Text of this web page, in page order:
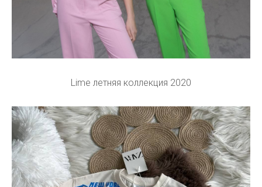
Lime летняя коллекция 2020